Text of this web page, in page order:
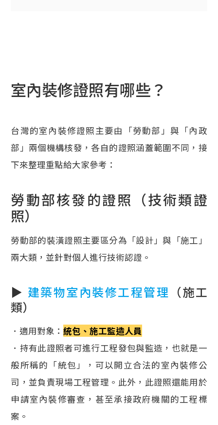
室內裝修證照有哪些？
台灣的室內裝修證照主要由「勞動部」與「內政
部」兩個機構核發，各自的證照涵蓋範圍不同，接
下來整理重點給大家參考：
勞動部核發的證照（技術類證
照）
勞動部的裝潢證照主要區分為「設計」與「施工」
兩大類，並針對個人進行技術認證。
▶ 建築物室內裝修工程管理 （施工
類）
．適用對象：統包、施工監造人員
．持有此證照者可進行工程發包與監造，也就是一
般所稱的「統包」，可以開立合法的室內裝修公
司，並負責現場工程管理。此外，此證照還能用於
申請室內裝修審查，甚至承接政府機關的工程標
案。